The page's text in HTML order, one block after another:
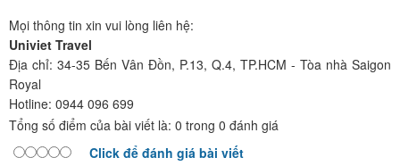
Mọi thông tin xin vui lòng liên hệ:
Univiet Travel
Địa chỉ: 34-35 Bến Vân Đồn, P.13, Q.4, TP.HCM - Tòa nhà Saigon
Royal
Hotline: 0944 096 699
Tổng số điểm của bài viết là: 0 trong 0 đánh giá
Click để đánh giá bài viết